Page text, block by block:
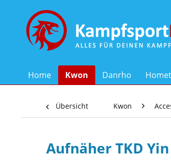
Home Kwon Danrho
Übersicht Kwon
Aufnäher TKD